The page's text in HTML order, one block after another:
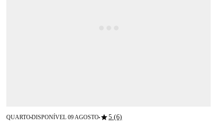
QUARTO■DISPONÍVEL 09 AGOSTO■star5 (6)